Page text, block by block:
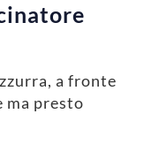
a fronte
ma presto